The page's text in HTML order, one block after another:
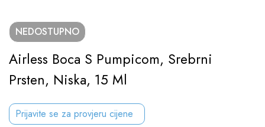
NEDOSTUPNO
Airless Boca S Pumpicom, Srebrni
Prsten, Niska, 15 Ml
Prijavite se za provjeru cijene